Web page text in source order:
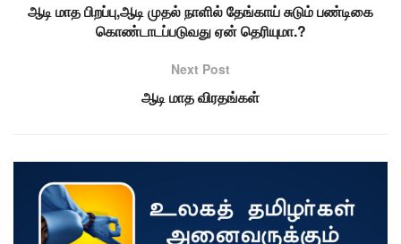
ஆடி மாத பிறப்பு,ஆடி முதல் நாளில் தேங்காய் சுடும் பண்டிகை
கொண்டாடப்படுவது ஏன் தெரியுமா.?
Next Post
ஆடி மாத விரதங்கள்